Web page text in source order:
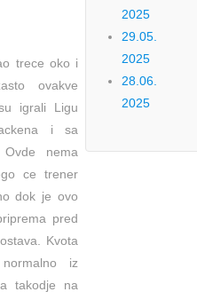
trece oko i
ovakve
igrali Ligu
i sa
nema
ce trener
dok je ovo
pred
Kvota
iz
takodje na
2025
29.05.
2025
28.06.
2025